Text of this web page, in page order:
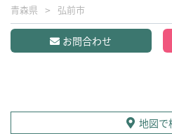
青森県 弘前市
お問合わせ
地図で